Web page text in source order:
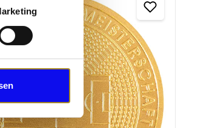
imAbschnitt
zu können
unserer